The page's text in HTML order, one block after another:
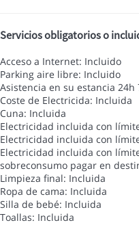
Servicios obligatorios o
Acceso a Internet: Incluido
Parking aire libre: Incluido
Asistencia en su estancia
Coste de Electricida: Incluida
Cuna: Incluida
Electricidad incluida con
Electricidad incluida con
Electricidad incluida con
sobreconsumo pagar en
Limpieza final: Incluida
Ropa de cama: Incluida
Silla de bebé: Incluida
Toallas: Incluida